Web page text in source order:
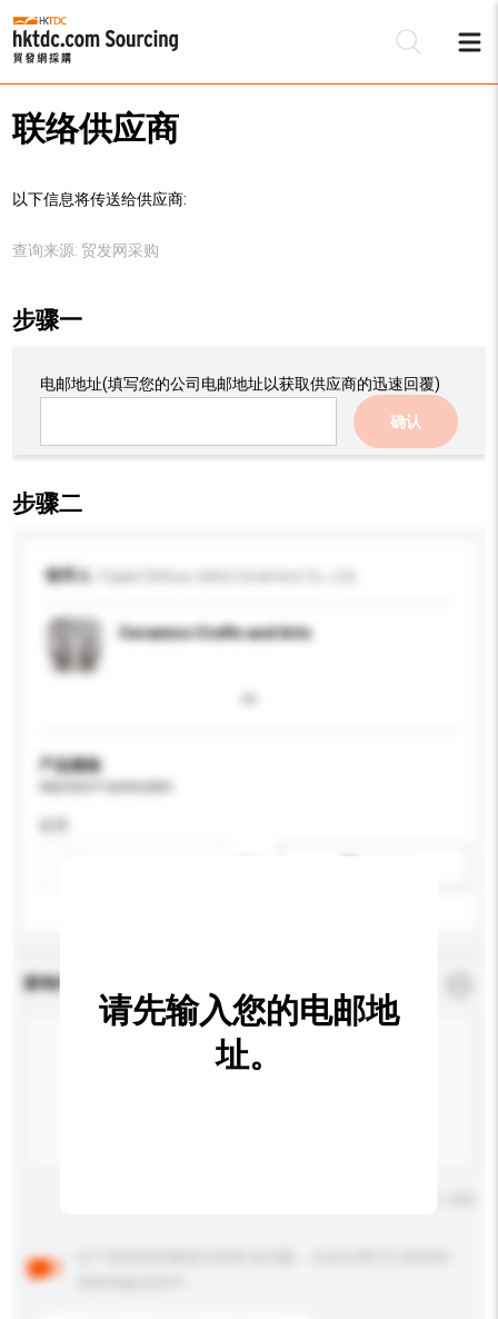
联络供应商
以下信息将传送给供应商:
查询来源: 贸发网采购
步骤一
电邮地址(填写您的公司电邮地址以获取供应商的迅速回覆)
确认
步骤二
收件人
Ceramics Crafts and Arts
产品规格
查询内容
请先输入您的电邮地
址。